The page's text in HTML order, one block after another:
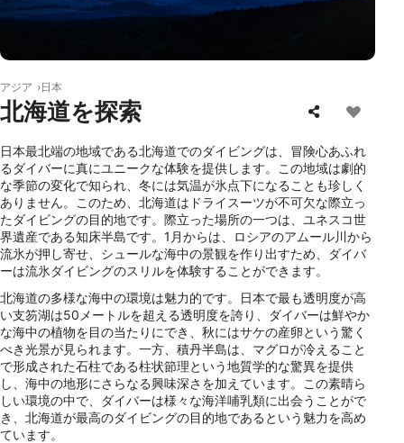
アジア 日本
北海道を探索
日本最北端の地域である北海道でのダイビングは、冒険心あふれ
るダイバーに真にユニークな体験を提供します。この地域は劇的
な季節の変化で知られ、冬には気温が氷点下になることも珍しく
ありません。このため、北海道はドライスーツが不可欠な際立っ
たダイビングの目的地です。際立った場所の一つは、ユネスコ世
界遺産である知床半島です。1月からは、ロシアのアムール川から
流氷が押し寄せ、シュールな海中の景観を作り出すため、ダイバ
ーは流氷ダイビングのスリルを体験することができます。
北海道の多様な海中の環境は魅力的です。日本で最も透明度が高
い支笏湖は50メートルを超える透明度を誇り、ダイバーは鮮やか
な海中の植物を目の当たりにでき、秋にはサケの産卵という驚く
べき光景が見られます。一方、積丹半島は、マグロが冷えること
で形成された石柱である柱状節理という地質学的な驚異を提供
し、海中の地形にさらなる興味深さを加えています。この素晴ら
しい環境の中で、ダイバーは様々な海洋哺乳類に出会うことがで
き、北海道が最高のダイビングの目的地であるという魅力を高め
ています。